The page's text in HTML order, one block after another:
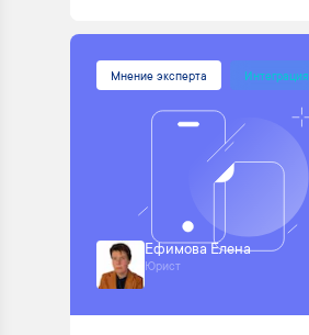
Мнение эксперта Интеграция
Ефимова Елена
Юрист